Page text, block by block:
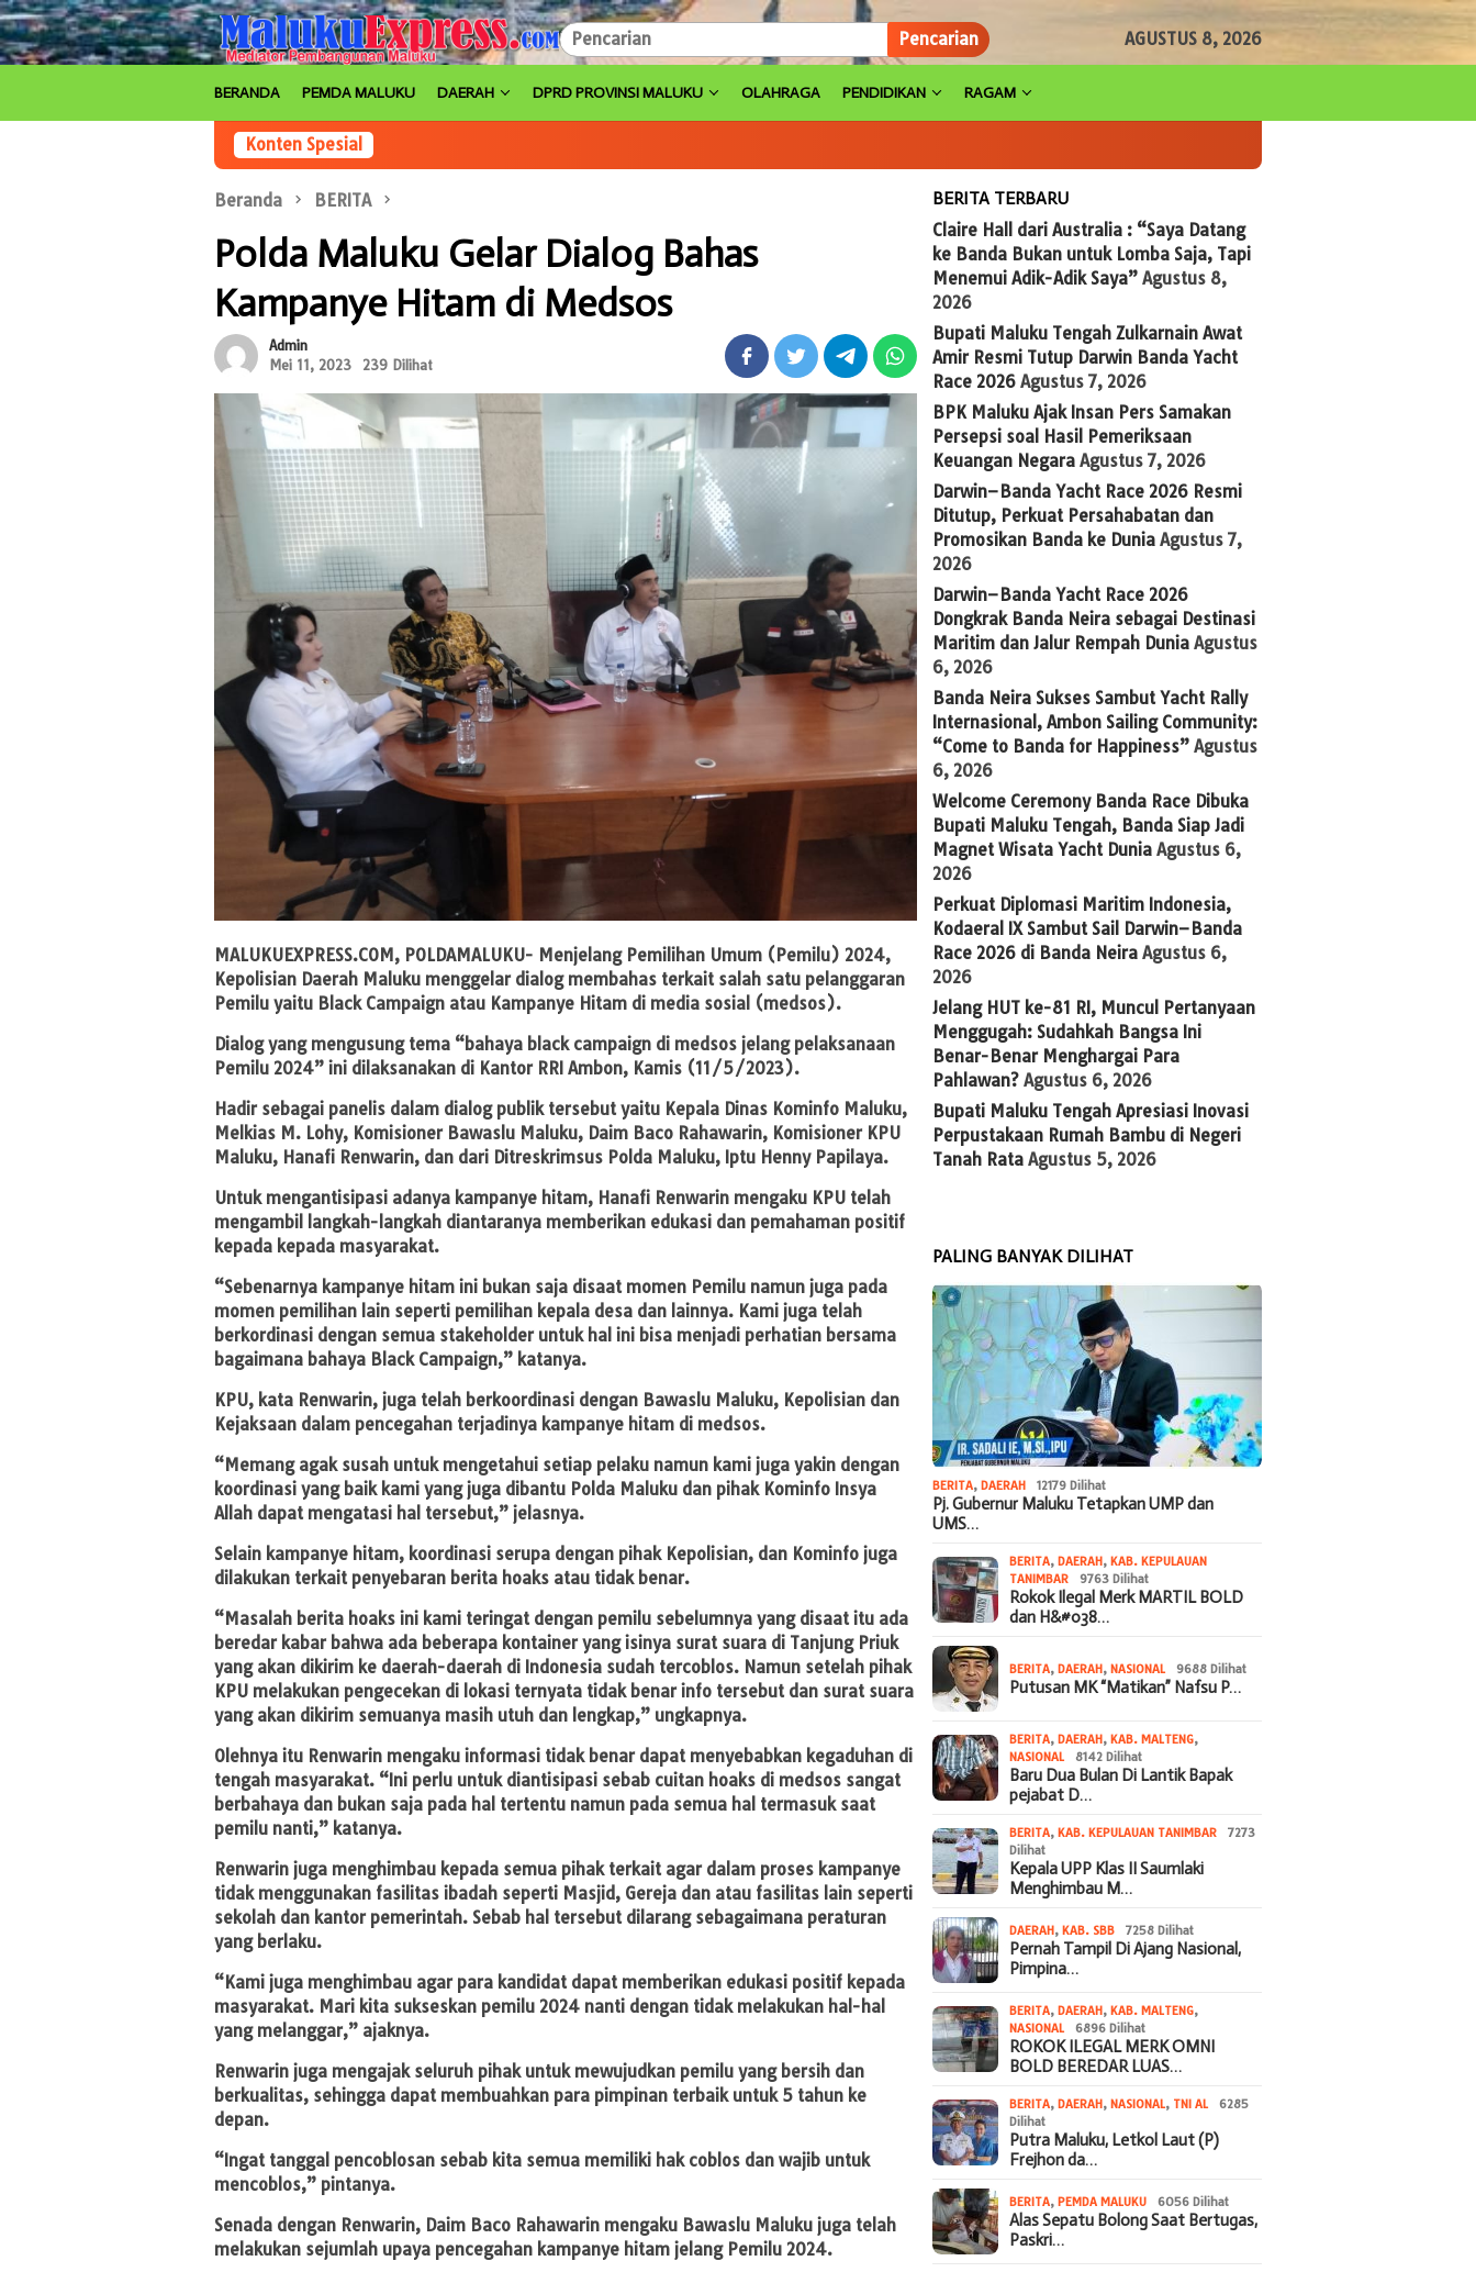
Loncat
ke
konten
Pencarian AGUSTUS 8, 2026
BERANDA PEMDA MALUKU DAERAH DPRD PROVINSI MALUKU OLAHRAGA PENDIDIKAN RAGAM
Konten Spesial
Beranda BERITA
Polda Maluku Gelar Dialog Bahas
Kampanye Hitam di Medsos
Admin
Mei 11, 2023
239 Dilihat
MALUKUEXPRESS.COM, POLDAMALUKU- Menjelang Pemilihan Umum (Pemilu) 2024,
Kepolisian Daerah Maluku menggelar dialog membahas terkait salah satu pelanggaran
Pemilu yaitu Black Campaign atau Kampanye Hitam di media sosial (medsos).
Dialog yang mengusung tema “bahaya black campaign di medsos jelang pelaksanaan
Pemilu 2024” ini dilaksanakan di Kantor RRI Ambon, Kamis (11/5/2023).
Hadir sebagai panelis dalam dialog publik tersebut yaitu Kepala Dinas Kominfo Maluku,
Melkias M. Lohy, Komisioner Bawaslu Maluku, Daim Baco Rahawarin, Komisioner KPU
Maluku, Hanafi Renwarin, dan dari Ditreskrimsus Polda Maluku, Iptu Henny Papilaya.
Untuk mengantisipasi adanya kampanye hitam, Hanafi Renwarin mengaku KPU telah
mengambil langkah-langkah diantaranya memberikan edukasi dan pemahaman positif
kepada kepada masyarakat.
“Sebenarnya kampanye hitam ini bukan saja disaat momen Pemilu namun juga pada
momen pemilihan lain seperti pemilihan kepala desa dan lainnya. Kami juga telah
berkordinasi dengan semua stakeholder untuk hal ini bisa menjadi perhatian bersama
bagaimana bahaya Black Campaign,” katanya.
KPU, kata Renwarin, juga telah berkoordinasi dengan Bawaslu Maluku, Kepolisian dan
Kejaksaan dalam pencegahan terjadinya kampanye hitam di medsos.
“Memang agak susah untuk mengetahui setiap pelaku namun kami juga yakin dengan
koordinasi yang baik kami yang juga dibantu Polda Maluku dan pihak Kominfo Insya
Allah dapat mengatasi hal tersebut,” jelasnya.
Selain kampanye hitam, koordinasi serupa dengan pihak Kepolisian, dan Kominfo juga
dilakukan terkait penyebaran berita hoaks atau tidak benar.
“Masalah berita hoaks ini kami teringat dengan pemilu sebelumnya yang disaat itu ada
beredar kabar bahwa ada beberapa kontainer yang isinya surat suara di Tanjung Priuk
yang akan dikirim ke daerah-daerah di Indonesia sudah tercoblos. Namun setelah pihak
KPU melakukan pengecekan di lokasi ternyata tidak benar info tersebut dan surat suara
yang akan dikirim semuanya masih utuh dan lengkap,” ungkapnya.
Olehnya itu Renwarin mengaku informasi tidak benar dapat menyebabkan kegaduhan di
tengah masyarakat. “Ini perlu untuk diantisipasi sebab cuitan hoaks di medsos sangat
berbahaya dan bukan saja pada hal tertentu namun pada semua hal termasuk saat
pemilu nanti,” katanya.
Renwarin juga menghimbau kepada semua pihak terkait agar dalam proses kampanye
tidak menggunakan fasilitas ibadah seperti Masjid, Gereja dan atau fasilitas lain seperti
sekolah dan kantor pemerintah. Sebab hal tersebut dilarang sebagaimana peraturan
yang berlaku.
“Kami juga menghimbau agar para kandidat dapat memberikan edukasi positif kepada
masyarakat. Mari kita sukseskan pemilu 2024 nanti dengan tidak melakukan hal-hal
yang melanggar,” ajaknya.
Renwarin juga mengajak seluruh pihak untuk mewujudkan pemilu yang bersih dan
berkualitas, sehingga dapat membuahkan para pimpinan terbaik untuk 5 tahun ke
depan.
“Ingat tanggal pencoblosan sebab kita semua memiliki hak coblos dan wajib untuk
mencoblos,” pintanya.
Senada dengan Renwarin, Daim Baco Rahawarin mengaku Bawaslu Maluku juga telah
melakukan sejumlah upaya pencegahan kampanye hitam jelang Pemilu 2024.
BERITA TERBARU
Claire Hall dari Australia : “Saya Datang
ke Banda Bukan untuk Lomba Saja, Tapi
Menemui Adik-Adik Saya” Agustus 8,
2026
Bupati Maluku Tengah Zulkarnain Awat
Amir Resmi Tutup Darwin Banda Yacht
Race 2026 Agustus 7, 2026
BPK Maluku Ajak Insan Pers Samakan
Persepsi soal Hasil Pemeriksaan
Keuangan Negara Agustus 7, 2026
Darwin–Banda Yacht Race 2026 Resmi
Ditutup, Perkuat Persahabatan dan
Promosikan Banda ke Dunia Agustus 7,
2026
Darwin–Banda Yacht Race 2026
Dongkrak Banda Neira sebagai Destinasi
Maritim dan Jalur Rempah Dunia Agustus
6, 2026
Banda Neira Sukses Sambut Yacht Rally
Internasional, Ambon Sailing Community:
“Come to Banda for Happiness” Agustus
6, 2026
Welcome Ceremony Banda Race Dibuka
Bupati Maluku Tengah, Banda Siap Jadi
Magnet Wisata Yacht Dunia Agustus 6,
2026
Perkuat Diplomasi Maritim Indonesia,
Kodaeral IX Sambut Sail Darwin–Banda
Race 2026 di Banda Neira Agustus 6,
2026
Jelang HUT ke-81 RI, Muncul Pertanyaan
Menggugah: Sudahkah Bangsa Ini
Benar-Benar Menghargai Para
Pahlawan? Agustus 6, 2026
Bupati Maluku Tengah Apresiasi Inovasi
Perpustakaan Rumah Bambu di Negeri
Tanah Rata Agustus 5, 2026
PALING BANYAK DILIHAT
BERITA,DAERAH 12179 Dilihat
Pj. Gubernur Maluku Tetapkan UMP dan
UMS…
BERITA,DAERAH,KAB. KEPULAUAN
TANIMBAR
9763 Dilihat
Rokok Ilegal Merk MARTIL BOLD
dan H&#038…
BERITA,DAERAH,NASIONAL 9688 Dilihat
Putusan MK “Matikan” Nafsu P…
BERITA,DAERAH,KAB. MALTENG,
NASIONAL
8142 Dilihat
Baru Dua Bulan Di Lantik Bapak
pejabat D…
BERITA,KAB. KEPULAUAN TANIMBAR
7273
Dilihat
Kepala UPP Klas II Saumlaki
Menghimbau M…
DAERAH,KAB. SBB 7258 Dilihat
Pernah Tampil Di Ajang Nasional,
Pimpina…
BERITA,DAERAH,KAB. MALTENG,
NASIONAL
6896 Dilihat
ROKOK ILEGAL MERK OMNI
BOLD BEREDAR LUAS…
BERITA,DAERAH,NASIONAL, TNI AL
6285
Dilihat
Putra Maluku, Letkol Laut (P)
Frejhon da…
BERITA,PEMDA MALUKU 6056 Dilihat
Alas Sepatu Bolong Saat Bertugas,
Paskri…